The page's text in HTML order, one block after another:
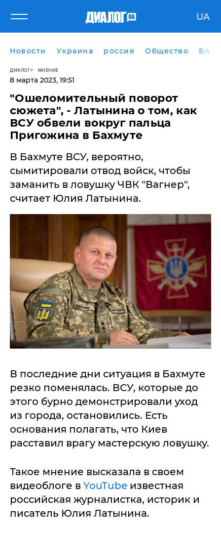
UA
Новости Украина россия Общество
ДИАЛОГ МНЕНИЕ
8 марта 2023, 19:51
​"Ошеломительный поворот
сюжета", - Латынина о том, как
ВСУ обвели вокруг пальца
Пригожина в Бахмуте
В Бахмуте ВСУ, вероятно,
сымитировали отвод войск, чтобы
заманить в ловушку ЧВК "Вагнер",
считает Юлия Латынина.
В последние дни ситуация в Бахмуте
резко поменялась. ВСУ, которые до
этого бурно демонстрировали уход
из города, остановились. Есть
основания полагать, что Киев
расставил врагу мастерскую ловушку.
Такое мнение высказала в своем
видеоблоге в YouTube известная
российская журналистка, историк и
писатель Юлия Латынина.